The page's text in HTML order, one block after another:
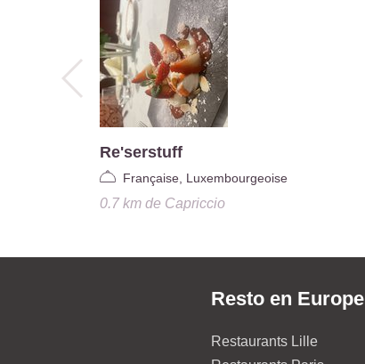
Re'serstuff
Française, Luxembourgeoise
0.7 kmde Capriccio
Resto en Europe
Restaurants Lille